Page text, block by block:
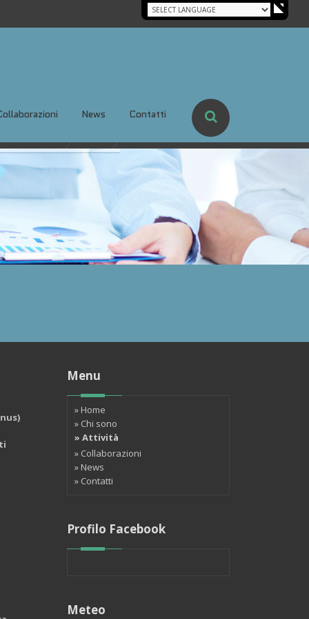
News Contatti
Menu
» Home
» Chi sono
» Attività
» Collaborazioni
» News
» Contatti
Profilo Facebook
Meteo